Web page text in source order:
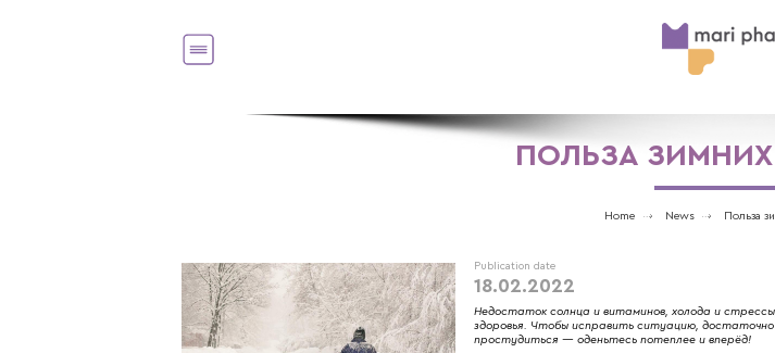
ПОЛЬЗА
Home News Польза
Publication date
18.02.2022
Недостаток солнца и витаминов, холода и
здоровья. Чтобы исправить ситуацию,
простудиться — оденьтесь потеплее и вперёд!